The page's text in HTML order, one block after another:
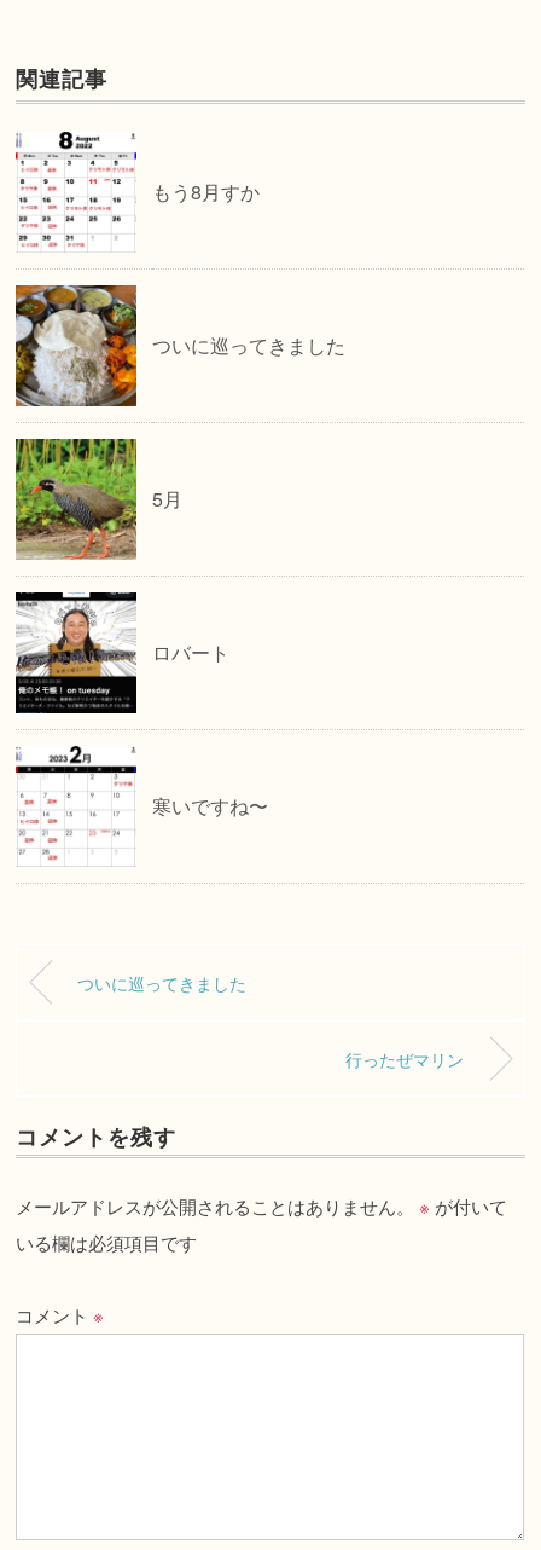
関連記事
もう8月すか
ついに巡ってきました
5月
ロバート
寒いですね〜
ついに巡ってきました
行ったぜマリン
コメントを残す
メールアドレスが公開されることはありません。 ※ が付いて
いる欄は必須項目です
コメント※